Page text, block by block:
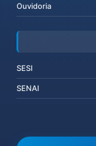
Ouvidoria
SESI
SENAI